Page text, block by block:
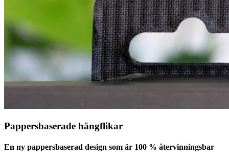
Pappersbaserade hängflikar
En ny pappersbaserad design som är 100 % återvinningsbar